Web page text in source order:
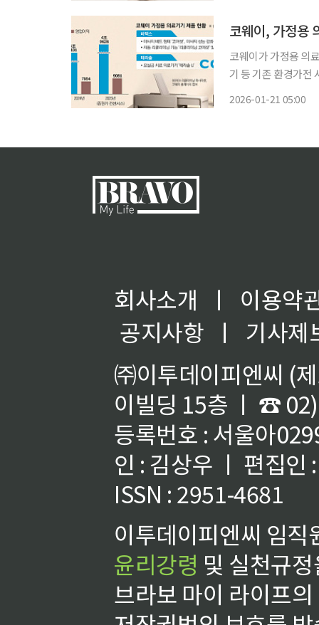
코웨이가 가정용 의
기 등 기존 환경가전
2026-01-21 05:00
회사소개 ㅣ
이용약
공지사항
ㅣ
기사제
㈜이투데이피엔씨 (
이빌딩 15층 ㅣ ☎
등록번호 : 서울아
인 : 김상우 ㅣ 편집인
ISSN : 2951-4681
이투데이피엔씨 임
윤리강령 및 실천규
브라보 마이 라이프